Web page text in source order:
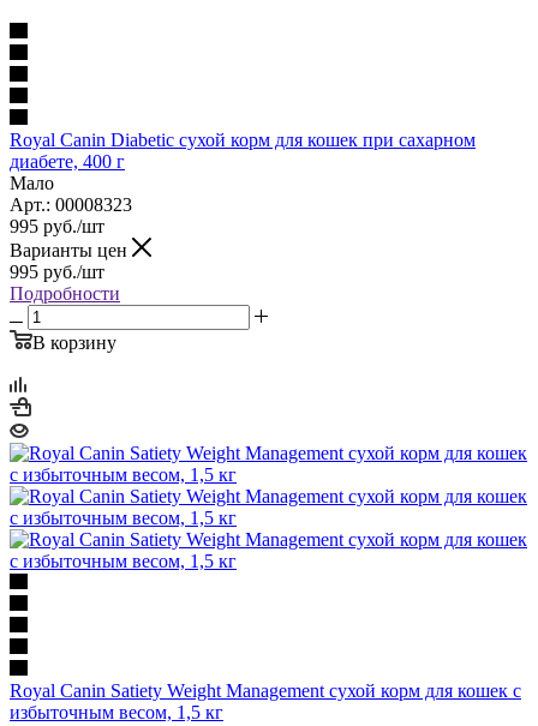
Royal Canin Diabetic сухой корм для кошек при сахарном
диабете, 400 г
Мало
Арт.: 00008323
995 руб./шт
Варианты цен
995 руб./шт
Подробности
В корзину
Royal Canin Satiety Weight Management сухой корм для кошек с
избыточным весом, 1,5 кг